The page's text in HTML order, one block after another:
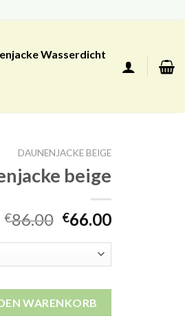
Wasserdicht
DAUNENJACKE BEIGE
beige
€86.00 €66.00
WARENKORB